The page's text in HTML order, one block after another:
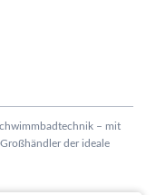
– mit
der ideale